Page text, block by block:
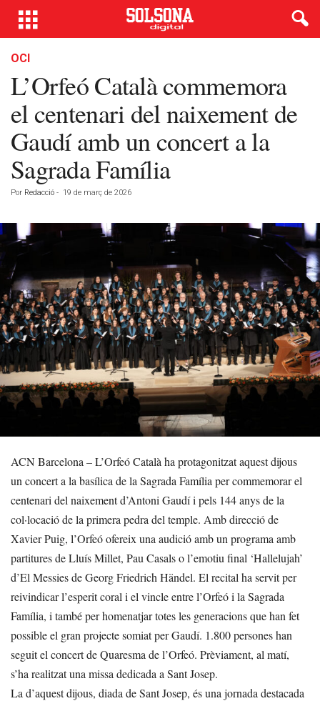
OCI
L’Orfeó Català commemora
el centenari del naixement de
Gaudí amb un concert a la
Sagrada Família
Por Redacció - 19 de març de 2026
ACN Barcelona – L’Orfeó Català ha protagonitzat aquest dijous
un concert a la basílica de la Sagrada Família per commemorar el
centenari del naixement d’Antoni Gaudí i pels 144 anys de la
col·locació de la primera pedra del temple. Amb direcció de
Xavier Puig, l’Orfeó ofereix una audició amb un programa amb
partitures de Lluís Millet, Pau Casals o l’emotiu final ‘Hallelujah’
d’El Messies de Georg Friedrich Händel. El recital ha servit per
reivindicar l’esperit coral i el vincle entre l’Orfeó i la Sagrada
Família, i també per homenatjar totes les generacions que han fet
possible el gran projecte somiat per Gaudí. 1.800 persones han
seguit el concert de Quaresma de l’Orfeó. Prèviament, al matí,
s’ha realitzat una missa dedicada a Sant Josep.
La d’aquest dijous, diada de Sant Josep, és una jornada destacada